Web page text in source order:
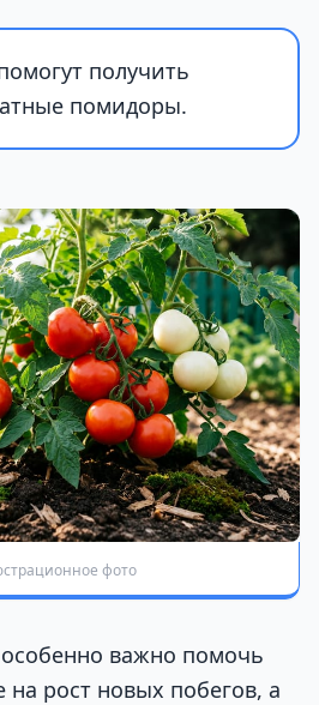
получить
помидоры.
фото
особенно важно помочь
рост новых побегов, а